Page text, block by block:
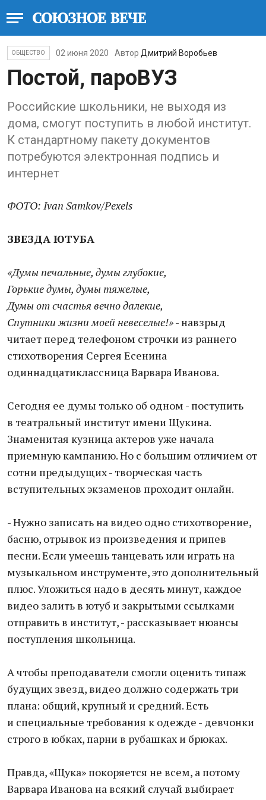
ОБЩЕСТВО 02 июня 2020 Автор Дмитрий Воробьев
Постой, пароВУЗ
Российские школьники, не выходя из
дома, смогут поступить в любой институт.
К стандартному пакету документов
потребуются электронная подпись и
интернет
ФОТО: Ivan Samkov/Pexels
ЗВЕЗДА ЮТУБА
«Думы печальные, думы глубокие,
Горькие думы, думы тяжелые,
Думы от счастья вечно далекие,
Спутники жизни моей невеселые!»- навзрыд
читает перед телефоном строчки из раннего
стихотворения Сергея Есенина
одиннадцатиклассница Варвара Иванова.
Сегодня ее думы только об одном - поступить
в театральный институт имени Щукина.
Знаменитая кузница актеров уже начала
приемную кампанию. Но с большим отличием от
сотни предыдущих - творческая часть
вступительных экзаменов проходит онлайн.
- Нужно записать на видео одно стихотворение,
басню, отрывок из произведения и припев
песни. Если умеешь танцевать или играть на
музыкальном инструменте, это дополнительный
плюс. Уложиться надо в десять минут, каждое
видео залить в ютуб и закрытыми ссылками
отправить в институт, - рассказывает нюансы
поступления школьница.
А чтобы преподаватели смогли оценить типаж
будущих звезд, видео должно содержать три
плана: общий, крупный и средний. Есть
и специальные требования к одежде - девчонки
строго в юбках, парни в рубашках и брюках.
Правда, «Щука» покоряется не всем, а потому
Варвара Иванова на всякий случай выбирает